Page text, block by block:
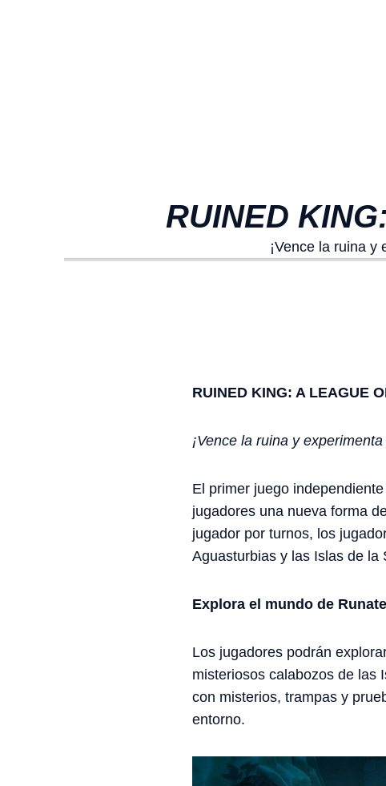
RUINED
¡Vence la ruina
RUINED KING: A LEAGUE
¡Vence la ruina y
El primer juego
jugadores una nueva forma
jugador por turnos, los
Aguasturbias y las Islas de la
Explora el mundo de
Los jugadores podrán
misteriosos calabozos de las
con misterios, trampas y
entorno.